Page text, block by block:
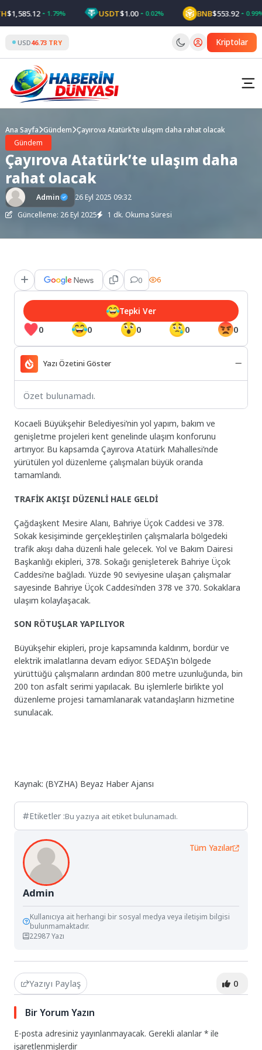
to
content
1.79% USDT$1.00 0.02% BNB$553.92 0.99%
USD46.73 TRY Kriptolar
Ana Sayfa Gündem Çayırova Atatürk’te ulaşım daha rahat olacak
Gündem
Çayırova Atatürk’te ulaşım daha
rahat olacak
Admin
26 Eyl 2025 09:32
Güncelleme: 26 Eyl 2025
1 dk. Okuma Süresi
0 6
0 0 0 0 0
Tepki Ver
Yazı Özetini Göster
Özet bulunamadı.
Kocaeli Büyükşehir Belediyesi’nin yol yapım, bakım ve
genişletme projeleri kent genelinde ulaşım konforunu
artırıyor. Bu kapsamda Çayırova Atatürk Mahallesi’nde
yürütülen yol düzenleme çalışmaları büyük oranda
tamamlandı.
TRAFİK AKIŞI DÜZENLİ HALE GELDİ
Çağdaşkent Mesire Alanı, Bahriye Üçok Caddesi ve 378.
Sokak kesişiminde gerçekleştirilen çalışmalarla bölgedeki
trafik akışı daha düzenli hale gelecek. Yol ve Bakım Dairesi
Başkanlığı ekipleri, 378. Sokağı genişleterek Bahriye Üçok
Caddesi’ne bağladı. Yüzde 90 seviyesine ulaşan çalışmalar
sayesinde Bahriye Üçok Caddesi’nden 378 ve 370. Sokaklara
ulaşım kolaylaşacak.
SON RÖTUŞLAR YAPILIYOR
Büyükşehir ekipleri, proje kapsamında kaldırım, bordür ve
elektrik imalatlarına devam ediyor. SEDAŞ’ın bölgede
yürüttüğü çalışmaların ardından 800 metre uzunluğunda, bin
200 ton asfalt serimi yapılacak. Bu işlemlerle birlikte yol
düzenleme projesi tamamlanarak vatandaşların hizmetine
sunulacak.
Kaynak: (BYZHA) Beyaz Haber Ajansı
Etiketler :Bu yazıya ait etiket bulunamadı.
Admin
Tüm Yazılar
Kullanıcıya ait herhangi bir sosyal medya veya iletişim bilgisi
bulunmamaktadır.
22987 Yazı
Yazıyı Paylaş 0
Bir Yorum Yazın
E-posta adresiniz yayınlanmayacak. Gerekli alanlar* ile
işaretlenmişlerdir